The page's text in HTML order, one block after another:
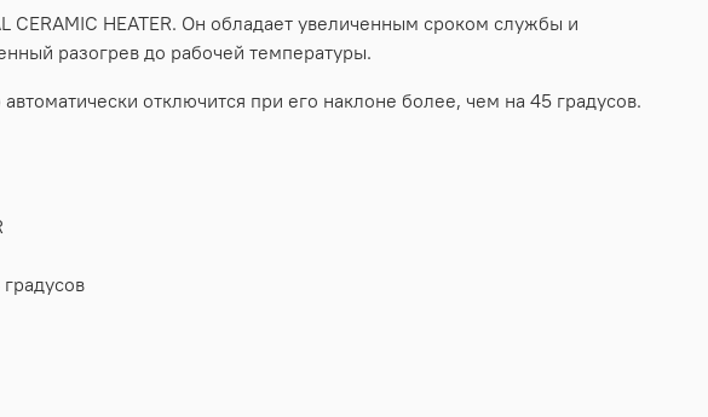
HEATER. Он обладает увеличенным сроком службы и
разогрев до рабочей температуры.
отключится при его наклоне более, чем на 45 градусов.